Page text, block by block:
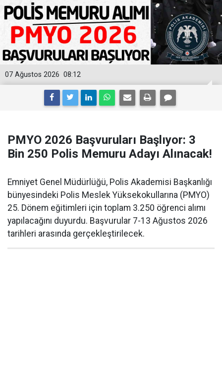
08:12
07 Ağustos 2026
PMYO 2026 Başvuruları Başlıyor: 3
Bin 250 Polis Memuru Adayı Alınacak!
Emniyet Genel Müdürlüğü, Polis Akademisi Başkanlığı
bünyesindeki Polis Meslek Yüksekokullarına (PMYO)
25. Dönem eğitimleri için toplam 3.250 öğrenci alımı
yapılacağını duyurdu. Başvurular 7-13 Ağustos 2026
tarihleri arasında gerçekleştirilecek.